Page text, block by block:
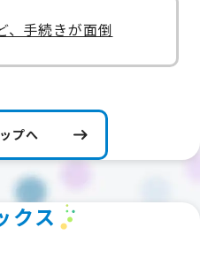
、手続きが面倒
プへ
クス